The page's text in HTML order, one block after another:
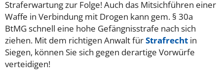
Straferwartung zur Folge! Auch das Mitsichführen einer
Waffe in Verbindung mit Drogen kann gem. § 30a
BtMG schnell eine hohe Gefängnisstrafe nach sich
ziehen. Mit dem richtigen Anwalt fürStrafrecht in
Siegen, können Sie sich gegen derartige Vorwürfe
verteidigen!